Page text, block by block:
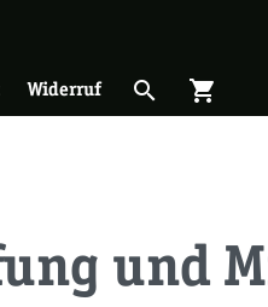
Widerruf Suche öffnen
search shopping_cart
und